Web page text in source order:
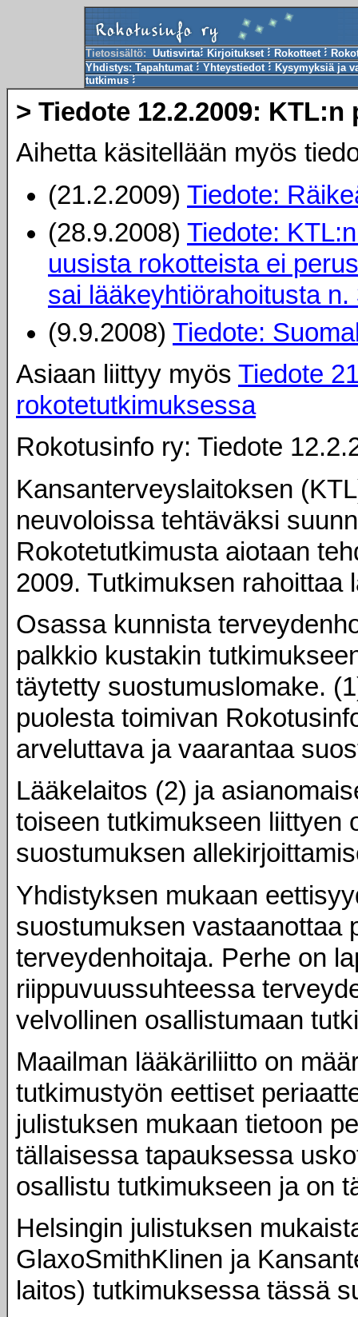
Tietosisältö: Uutisvirta Kirjoitukset Rokotteet
Yhdistys: Tapahtumat Yhteystiedot
Kysymyksiä ja
tutkimus
> Tiedote 12.2.2009:
Aihetta käsitellään myös
(21.2.2009) Tiedote:
(28.9.2008) Tiedote:
uusista rokotteista ei
sai lääkeyhtiörahoitusta
(9.9.2008) Tiedote:
Asiaan liittyy myös Tiedote
rokotetutkimuksessa
Rokotusinfo ry: Tiedote
Kansanterveyslaitoksen
neuvoloissa tehtäväksi
Rokotetutkimusta aiotaan
2009. Tutkimuksen rahoittaa
Osassa kunnista
palkkio kustakin
täytetty suostumuslomake.
puolesta toimivan
arveluttava ja vaarantaa
Lääkelaitos (2) ja
toiseen tutkimukseen liittyen
suostumuksen
Yhdistyksen mukaan
suostumuksen vastaanottaa
terveydenhoitaja. Perhe on
riippuvuussuhteessa
velvollinen osallistumaan
Maailman lääkäriliitto on
tutkimustyön eettiset
julistuksen mukaan tietoon
tällaisessa tapauksessa
osallistu tutkimukseen ja on
Helsingin julistuksen
GlaxoSmithKlinen ja
laitos) tutkimuksessa tässä